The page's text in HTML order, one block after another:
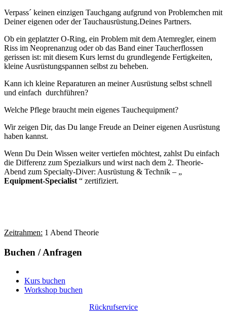
Verpass´ keinen einzigen Tauchgang aufgrund von Problemchen mit
Deiner eigenen oder der Tauchausrüstung.Deines Partners.
Ob ein geplatzter O-Ring, ein Problem mit dem Atemregler, einem
Riss im Neoprenanzug oder ob das Band einer Taucherflossen
gerissen ist: mit diesem Kurs lernst du grundlegende Fertigkeiten,
kleine Ausrüstungspannen selbst zu beheben.
Kann ich kleine Reparaturen an meiner Ausrüstung selbst schnell
und einfach durchführen?
Welche Pflege braucht mein eigenes Tauchequipment?
Wir zeigen Dir, das Du lange Freude an Deiner eigenen Ausrüstung
haben kannst.
Wenn Du Dein Wissen weiter vertiefen möchtest, zahlst Du einfach
die Differenz zum Spezialkurs und wirst nach dem 2. Theorie-
Abend zum Specialty-Diver: Ausrüstung & Technik – „
Equipment-Specialist “ zertifiziert.
Zeitrahmen: 1 Abend Theorie
Buchen / Anfragen
Kurs buchen
Workshop buchen
Rückrufservice